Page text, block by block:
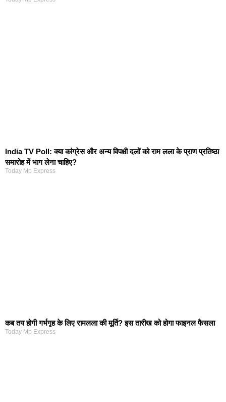
India TV Poll: क्या कांग्रेस और अन्य विपक्षी दलों को राम लला के प्राण प्रतिष्ठा
समारोह में भाग लेना चाहिए?
Today Mp Express
कब तय होगी गर्भगृह के लिए रामलला की मूर्ति? इस तारीख को होगा फाइनल फैसला
Today Mp Express